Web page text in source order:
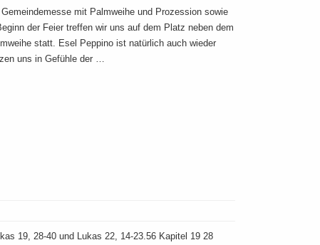
mit Palmweihe und Prozession sowie
der Feier treffen wir uns auf dem Platz neben dem
statt. Esel Peppino ist natürlich auch wieder
uns in Gefühle der …
19, 28-40 und Lukas 22, 14-23.56 Kapitel 19 28